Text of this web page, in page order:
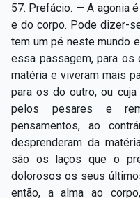
57. Prefácio. — A agonia
e do corpo. Pode dizer-
tem um pé neste mundo
essa passagem, para os
matéria e viveram mais
para os do outro, ou
pelos pesares e
pensamentos, ao
desprenderam da
são os laços que o
dolorosos os seus
então, a alma ao